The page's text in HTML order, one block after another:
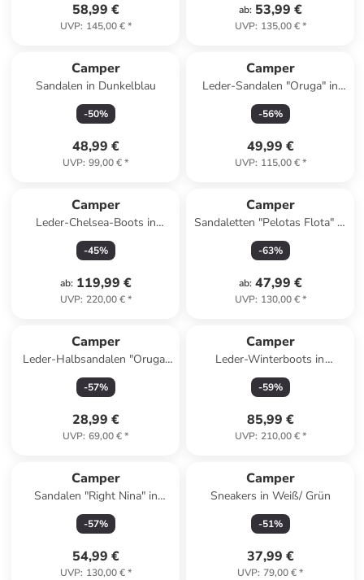
58,99 €
UVP: 145,00 €*
ab: 53,99 €
UVP: 135,00 €*
Camper
Sandalen in Dunkelblau
-50%
48,99 €
UVP: 99,00 €*
Camper
Leder-Sandalen "Oruga" in
Schwarz
-56%
49,99 €
UVP: 115,00 €*
Camper
Leder-Chelsea-Boots in
Schwarz/ Hellbraun
-45%
ab: 119,99 €
UVP: 220,00 €*
Camper
Sandaletten "Pelotas Flota" in
Türkis
-63%
ab: 47,99 €
UVP: 130,00 €*
Camper
Leder-Halbsandalen "Oruga"
in Beige
-57%
28,99 €
UVP: 69,00 €*
Camper
Leder-Winterboots in
Hellbraun
-59%
85,99 €
UVP: 210,00 €*
Camper
Sandalen "Right Nina" in
Türkis
-57%
54,99 €
UVP: 130,00 €*
Camper
Sneakers in Weiß/ Grün
-51%
37,99 €
UVP: 79,00 €*